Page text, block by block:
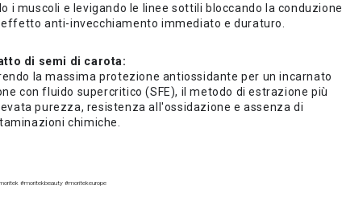
i muscoli e levigando le linee sottili bloccando la conduzione
anti-invecchiamento immediato e duraturo.
di semi di carota:
la massima protezione antiossidante per un incarnato
con fluido supercritico (SFE), il metodo di estrazione più
purezza, resistenza all'ossidazione e assenza di
chimiche.
#moritekbeauty #moritekeurope